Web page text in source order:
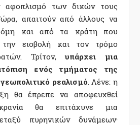
αφοπλισμό των δικών τους
απαιτούν από άλλους να
και από τα κράτη που
την εισβολή και τον τρόμο
Τρίτον,υπάρχει μια
ενός τμήματος της
ρεαλισμό . Λένε: η
θα έπρεπε να αποφευχθεί
θα επιτάχυνε μια
πυρηνικών δυνάμεων·